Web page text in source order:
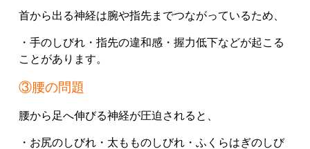
首から出る神経は腕や指先までつながっているため、
・手のしびれ ・指先の違和感 ・握力低下などが起こる
ことがあります。
③腰の問題
腰から足へ伸びる神経が圧迫されると、
・お尻のしびれ ・太もものしびれ ・ふくらはぎのしび